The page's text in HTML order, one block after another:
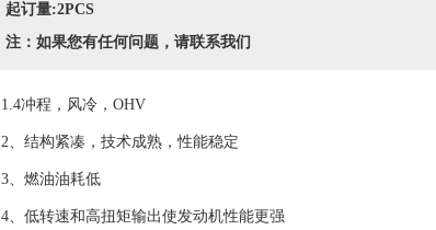
起订量:2PCS
注：如果您有任何问题，请联系我们
1.4冲程，风冷，OHV
2、结构紧凑，技术成熟，性能稳定
3、燃油油耗低
4、低转速和高扭矩输出使发动机性能更强